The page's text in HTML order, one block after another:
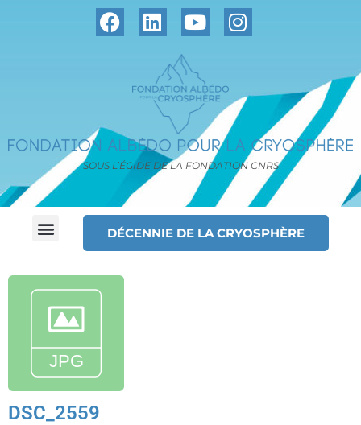
SOUS L’ÉGIDE DE LA FONDATION CNRS
DÉCENNIE DE LA CRYOSPHÈRE
DSC_2559